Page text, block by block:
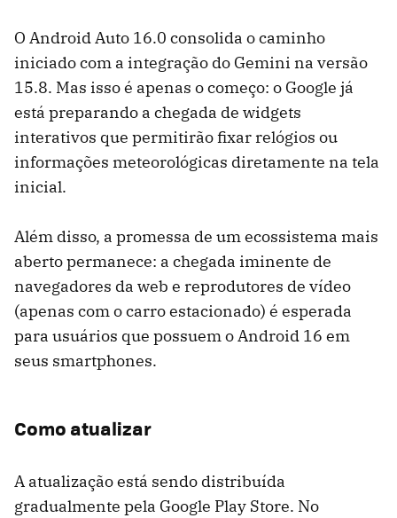
O Android Auto 16.0 consolida o caminho
iniciado com a integração do Gemini na versão
15.8. Mas isso é apenas o começo: o Google já
está preparando a chegada de widgets
interativos que permitirão fixar relógios ou
informações meteorológicas diretamente na tela
inicial.
Além disso, a promessa de um ecossistema mais
aberto permanece: a chegada iminente de
navegadores da web e reprodutores de vídeo
(apenas com o carro estacionado) é esperada
para usuários que possuem o Android 16 em
seus smartphones.
Como atualizar
A atualização está sendo distribuída
gradualmente pela Google Play Store. No